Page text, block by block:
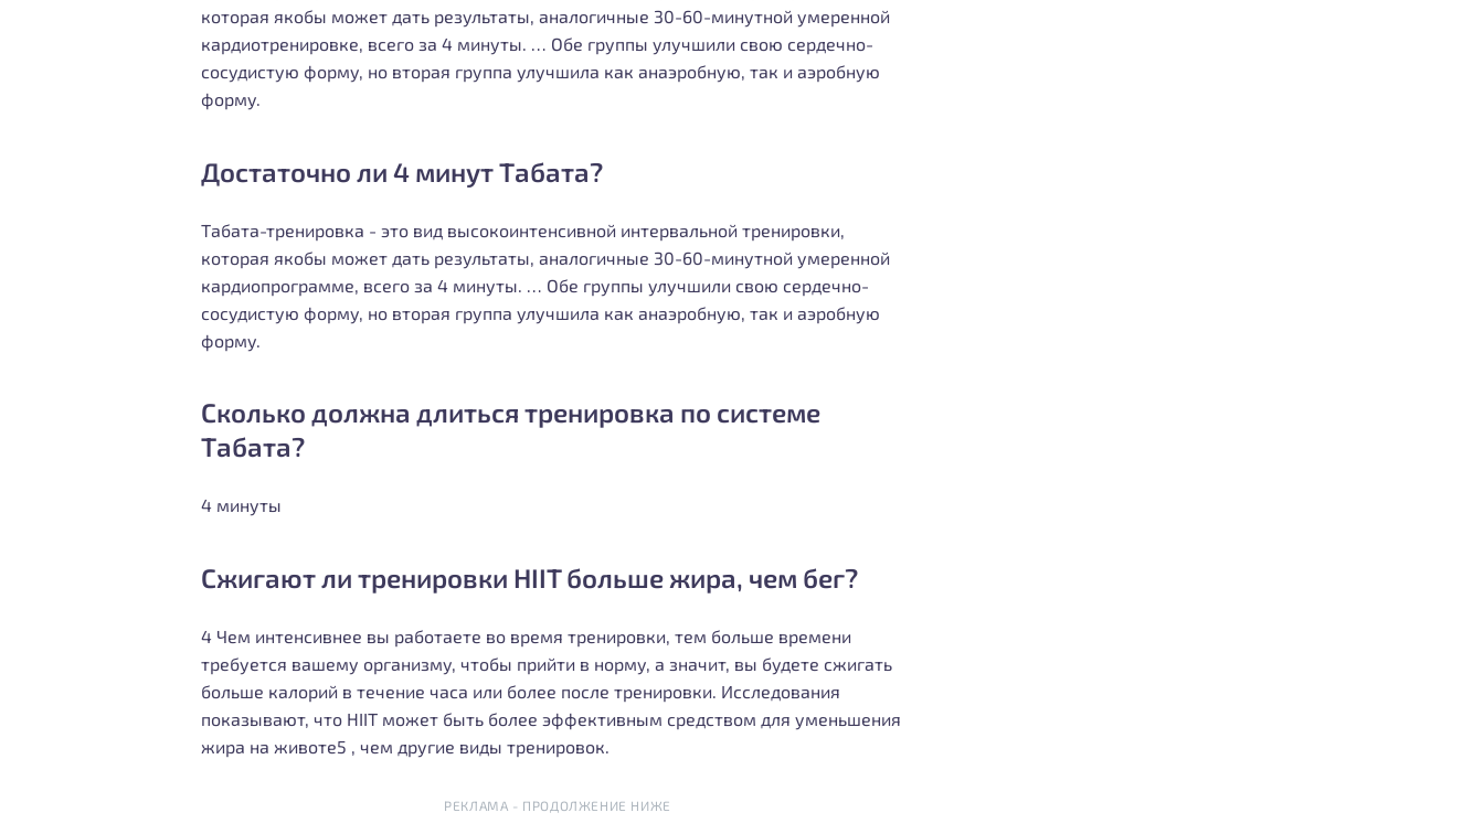
которая якобы может дать результаты, аналогичные 30-60-минутной умеренной
кардиотренировке, всего за 4 минуты. … Обе группы улучшили свою сердечно-
сосудистую форму, но вторая группа улучшила как анаэробную, так и аэробную
форму.
Достаточно ли 4 минут Табата?
Табата-тренировка - это вид высокоинтенсивной интервальной тренировки,
которая якобы может дать результаты, аналогичные 30-60-минутной умеренной
кардиопрограмме, всего за 4 минуты. … Обе группы улучшили свою сердечно-
сосудистую форму, но вторая группа улучшила как анаэробную, так и аэробную
форму.
Сколько должна длиться тренировка по системе
Табата?
4 минуты
Сжигают ли тренировки HIIT больше жира, чем бег?
4 Чем интенсивнее вы работаете во время тренировки, тем больше времени
требуется вашему организму, чтобы прийти в норму, а значит, вы будете сжигать
больше калорий в течение часа или более после тренировки. Исследования
показывают, что HIIT может быть более эффективным средством для уменьшения
жира на животе5 , чем другие виды тренировок.
РЕКЛАМА - ПРОДОЛЖЕНИЕ НИЖЕ